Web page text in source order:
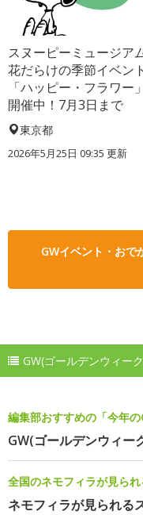
スヌーピーミュージア
花だらけの季節イベント
「ハッピー・フラワー
開催中！7月3日まで
東京都
2026年5月25日 09:35 更新
GWイベント・おで
GW(ゴールデンウィー
編集部おすすめの「今年
GW(ゴールデンウィー
全国のネモフィラが見ら
ネモフィラが見られる